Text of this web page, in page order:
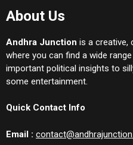
About Us
Andhra Junction is a creative,
where you can find a wide
important political insights to
some entertainment.
Quick Contact Info
Email :